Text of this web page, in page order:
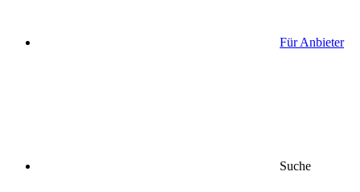
Für Anbieter
Suche